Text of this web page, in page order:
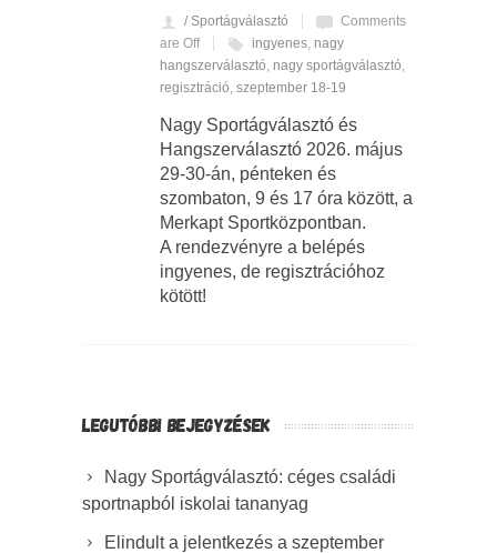
/ Sportágválasztó
Comments
are Off
ingyenes, nagy
hangszerválasztó, nagy sportágválasztó,
regisztráció, szeptember 18-19
Nagy Sportágválasztó és
Hangszerválasztó 2026. május
29-30-án, pénteken és
szombaton, 9 és 17 óra között, a
Merkapt Sportközpontban.
A rendezvényre a belépés
ingyenes, de regisztrációhoz
kötött!
LEGUTÓBBI BEJEGYZÉSEK
Nagy Sportágválasztó: céges családi
sportnapból iskolai tananyag
Elindult a jelentkezés a szeptember